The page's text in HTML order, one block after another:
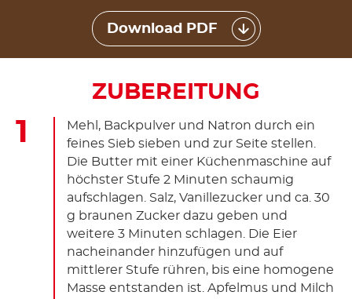
Download PDF
ZUBEREITUNG
Mehl, Backpulver und Natron durch ein
feines Sieb sieben und zur Seite stellen.
Die Butter mit einer Küchenmaschine auf
höchster Stufe 2 Minuten schaumig
aufschlagen. Salz, Vanillezucker und ca. 30
g braunen Zucker dazu geben und
weitere 3 Minuten schlagen. Die Eier
nacheinander hinzufügen und auf
mittlerer Stufe rühren, bis eine homogene
Masse entstanden ist. Apfelmus und Milch